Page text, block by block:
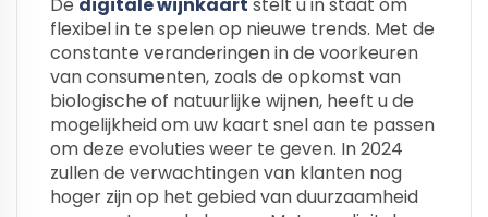
flexibel in te spelen op nieuwe trends. Met de
constante veranderingen in de voorkeuren
van consumenten, zoals de opkomst van
biologische of natuurlijke wijnen, heeft u de
mogelijkheid om uw kaart snel aan te passen
om deze evoluties weer te geven. In 2024
zullen de verwachtingen van klanten nog
hoger zijn op het gebied van duurzaamheid